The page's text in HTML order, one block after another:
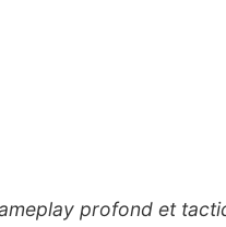
profond et